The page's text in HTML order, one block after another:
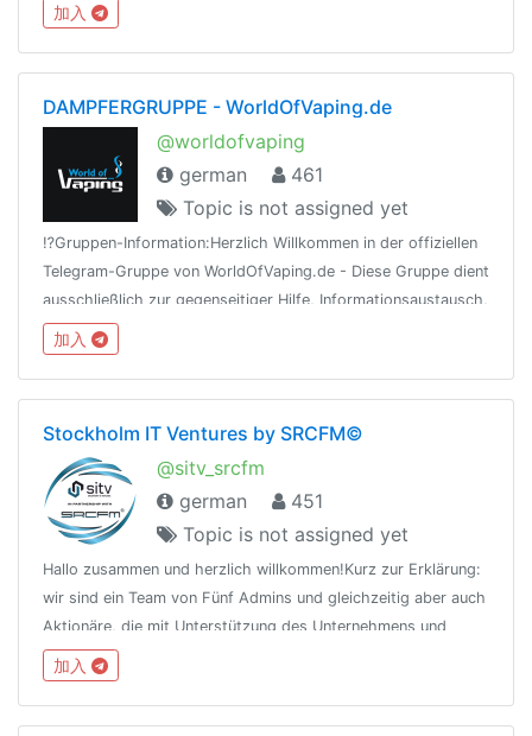
加入
DAMPFERGRUPPE - WorldOfVaping.de
@worldofvaping
german
461
Topic is not assigned yet
⁉️Gruppen-Information:Herzlich Willkommen in der offiziellen
Telegram-Gruppe von WorldOfVaping.de - Diese Gruppe dient
ausschließlich zur gegenseitiger Hilfe, Informationsaustausch,
Tipps und Tricks rund um das Thema Dampfen, Wickeln und
Liquidmischen.
加入
Stockholm IT Ventures by SRCFM©
@sitv_srcfm
german
451
Topic is not assigned yet
Hallo zusammen und herzlich willkommen!Kurz zur Erklärung:
wir sind ein Team von Fünf Admins und gleichzeitig aber auch
Aktionäre, die mit Unterstützung des Unternehmens und
seiner Partnerfirmen Informationen auf einer
deutschsprachigen Gruppe anbieten.
加入